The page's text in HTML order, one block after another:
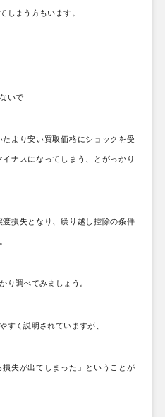
しまう方もいます。
いで
より安い買取価格にショックを受
ナスになってしまう、とがっかり
損失となり、繰り越し控除の条件
り調べてみましょう。
すく説明されていますが、
損失が出てしまった」ということが